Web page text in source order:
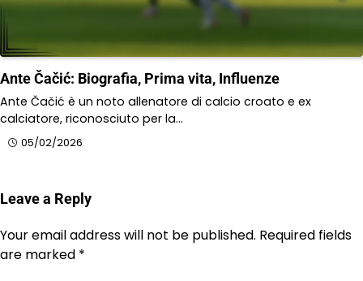
Ante Čačić: Biografia, Prima vita, Influenze
Ante Čačić è un noto allenatore di calcio croato e ex
calciatore, riconosciuto per la…
05/02/2026
Leave a Reply
Your email address will not be published. Required fields
are marked *